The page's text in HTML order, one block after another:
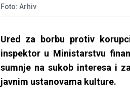
Foto: Arhiv
Ured za borbu protiv
inspektor u Ministarstvu
sumnje na sukob interesa i
javnim ustanovama kulture.